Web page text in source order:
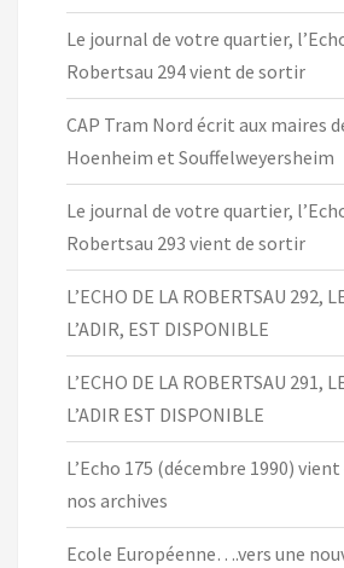
Le journal de votre quartier,
Robertsau 294 vient de sortir
CAP Tram Nord écrit aux maires
Hoenheim et Souffelweyersheim
Le journal de votre quartier,
Robertsau 293 vient de sortir
L’ECHO DE LA ROBERTSAU 292,
L’ADIR, EST DISPONIBLE
L’ECHO DE LA ROBERTSAU 291,
L’ADIR EST DISPONIBLE
L’Echo 175 (décembre 1990)
nos archives
Ecole Européenne….vers une